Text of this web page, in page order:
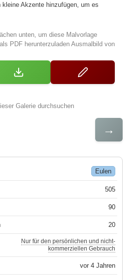
Akzente hinzufügen, um es
unten, um diese Malvorlage
PDF herunterzuladen Ausmalbild von
Galerie durchsuchen
→
Eulen
505
90
20
Nur für den persönlichen und nicht-
kommerziellen Gebrauch
vor 4 Jahren